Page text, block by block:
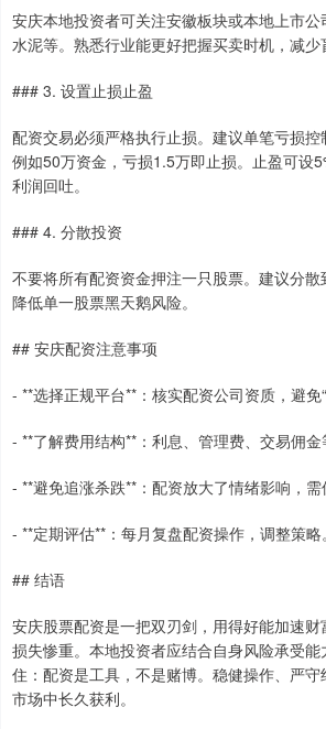
安庆本地投资者可关注安徽板块或本地上市
水泥等。熟悉行业能更好把握买卖时机，减少
### 3. 设置止损止盈
配资交易必须严格执行止损。建议单笔亏损控
例如50万资金，亏损1.5万即止损。止盈可设
利润回吐。
### 4. 分散投资
不要将所有配资资金押注一只股票。建议分散
降低单一股票黑天鹅风险。
## 安庆配资注意事项
- **选择正规平台**：核实配资公司资质，避免“
- **了解费用结构**：利息、管理费、交易佣金
- **避免追涨杀跌**：配资放大了情绪影响，需
- **定期评估**：每月复盘配资操作，调整策略。
## 结语
安庆股票配资是一把双刃剑，用得好能加速
损失惨重。本地投资者应结合自身风险承受
住：配资是工具，不是赌博。稳健操作、严
市场中长久获利。